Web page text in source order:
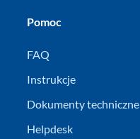
Pomoc
FAQ
Instrukcje
Dokumenty techniczne
Helpdesk